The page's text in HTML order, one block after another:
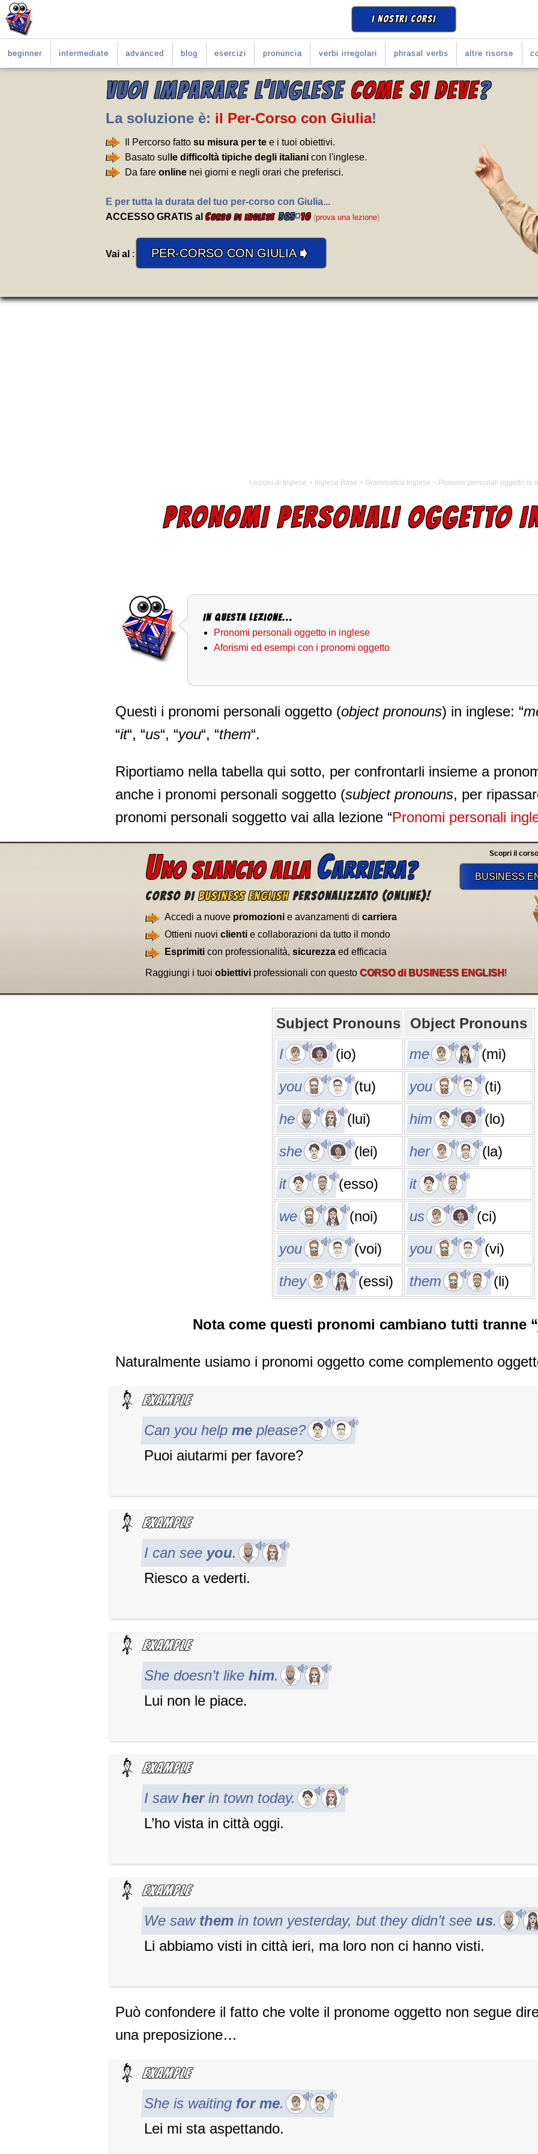
I NOSTRI CORSI
beginner intermediate advanced blog esercizi pronuncia verbi irregolari phrasal verbs altre risorse
VUOI IMPARARE L'INGLESE COME SI DEVE?
La soluzione è: il Per-Corso con Giulia!
Il Percorso fatto su misura per te e i tuoi obiettivi.
Basato sul le difficoltà tipiche degli italiani con l'inglese.
Da fare online nei giorni e negli orari che preferisci.
E per tutta la durata del tuo per-corso con Giulia...
ACCESSO GRATIS al Corso di inglese 365*10 (prova una lezione)
Vai al : PER-CORSO CON GIULIA➧
Lezioni di Inglese > Inglese Base > Grammatica Inglese > Pronomi personali oggetto in
PRONOMI PERSONALI OGGETTO
In questa Lezione...
Pronomi personali oggetto in inglese
Aforismi ed esempi con i pronomi oggetto
Questi i pronomi personali oggetto (object pronouns) in inglese: “
“it“, “us“, “you“, “them“.
Riportiamo nella tabella qui sotto, per confrontarli insieme a
anche i pronomi personali soggetto (subject pronouns, per
pronomi personali soggetto vai alla lezione “Pronomi personali
UNO SLANCIO ALLA CARRIERA?
CORSO DI BUSINESS ENGLISHPERSONALIZZATO (ONLINE)!
Accedi a nuove promozioni e avanzamenti di carriera
Ottieni nuovi clienti e collaborazioni da tutto il mondo
Esprimiti con professionalità, sicurezza ed efficacia
Raggiungi i tuoi obiettivi professionali con questo CORSO di BUSINESS ENGLISH!
Scopri il
BUSINESS
Subject Pronouns
Object Pronouns
I
(io) me
(mi)
you
(tu) you
(ti)
he
(lui) him
(lo)
she
(lei) her
(la)
it
(esso)
it
we
(noi) us
(ci)
you
(voi) you
(vi)
they
(essi) them (li)
Nota come questi pronomi cambiano tutti tranne “
Naturalmente usiamo i pronomi oggetto come complemento
Can you help me please?
Puoi aiutarmi per favore?
I can see you.
Riesco a vederti.
She doesn’t like him.
Lui non le piace.
I sawherin town today.
L’ho vista in città oggi.
We saw them in town yesterday, but they didn’t see us.
Li abbiamo visti in città ieri, ma loro non ci hanno visti.
Può confondere il fatto che volte il pronome oggetto non segue
una preposizione…
She is waiting for me.
Lei mi sta aspettando.